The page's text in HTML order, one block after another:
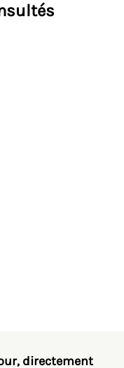
directement